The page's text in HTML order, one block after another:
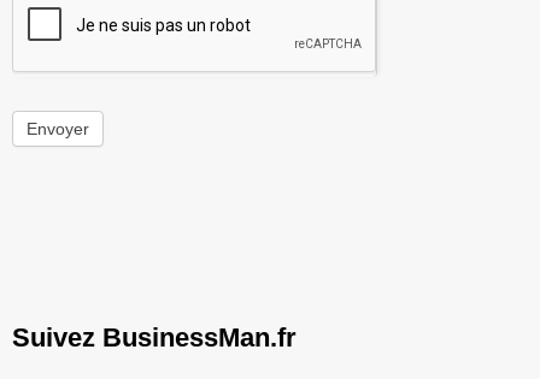
Envoyer
Suivez BusinessMan.fr